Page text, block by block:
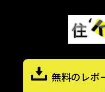
無料のレポ